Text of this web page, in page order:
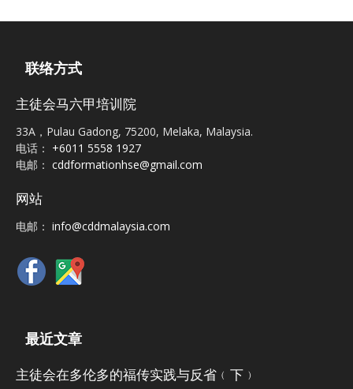
联络方式
主徒会马六甲培训院
33A，Pulau Gadong, 75200, Melaka, Malaysia.
电话： +6011 5558 1927
电邮： cddformationhse@gmail.com
网站
电邮： info@cddmalaysia.com
最近文章
主徒会在多伦多的福传实践与反省﹙下﹚